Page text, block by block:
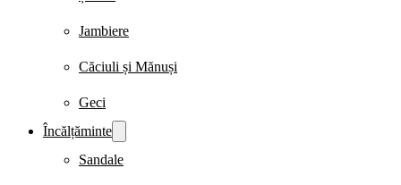
Jambiere
Căciuli și Mănuși
Geci
Încălțăminte
Sandale